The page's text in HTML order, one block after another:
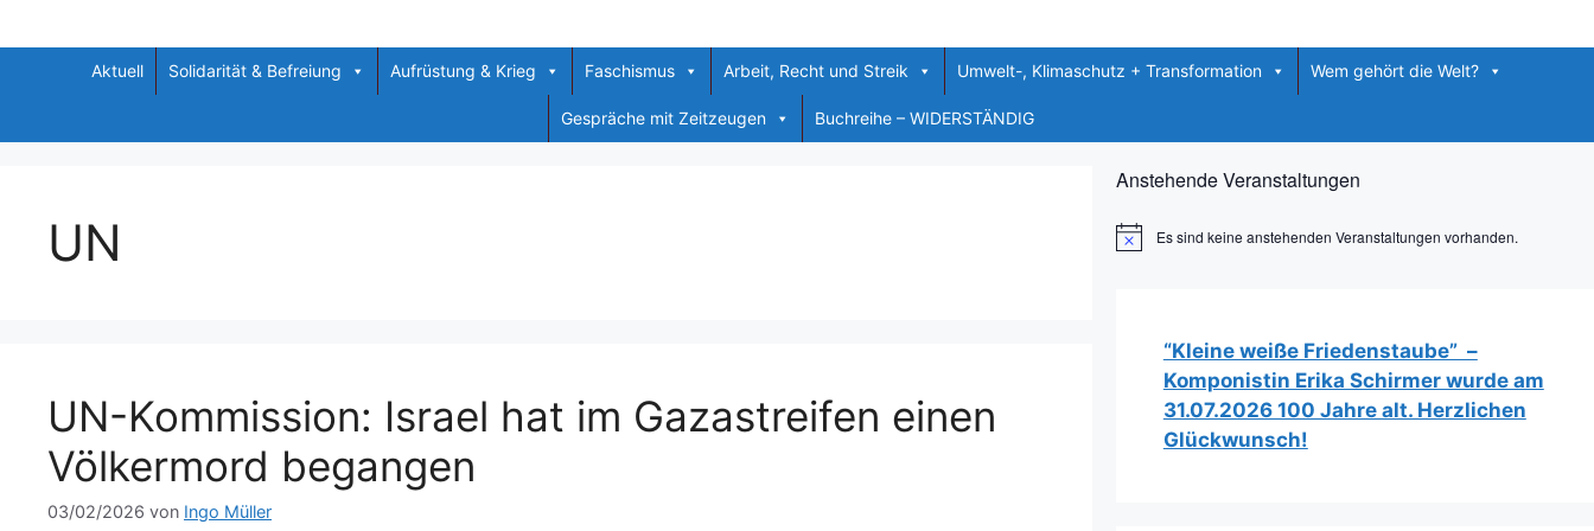
Inhalt
Aktuell Solidarität & Befreiung Aufrüstung & Krieg Faschismus Arbeit, Recht und Streik Umwelt-, Klimaschutz + Transformation Wem gehört die Welt?
Gespräche mit Zeitzeugen Buchreihe – WIDERSTÄNDIG
UN
UN-Kommission: Israel hat im Gazastreifen einen
Völkermord begangen
03/02/2026 von Ingo Müller
Anstehende Veranstaltungen
H
Es sind keine anstehenden Veranstaltungen vorhanden.
“Kleine weiße Friedenstaube” –
Komponistin Erika Schirmer wurde am
31.07.2026 100 Jahre alt. Herzlichen
Glückwunsch!